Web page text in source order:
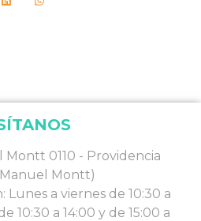
0110 - Providencia
Montt)
Lunes a viernes de 10:30 a
10:30 a 14:00 y de 15:00 a